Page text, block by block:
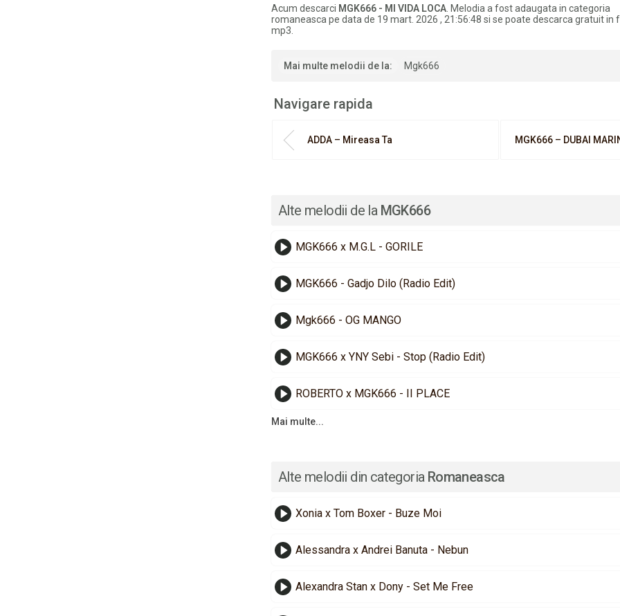
Acum descarci MGK666 - MI VIDA LOCA . Melodia a fost adaugata in categoria
romaneasca pe data de 19 mart. 2026 , 21:56:48 si se poate descarca gratuit in
mp3.
Mai multe melodii de la: Mgk666
Navigare rapida
ADDA – Mireasa Ta MGK666 – DUBAI
Alte melodii de la MGK666
MGK666 x M.G.L - GORILE
MGK666 - Gadjo Dilo (Radio Edit)
Mgk666 - OG MANGO
MGK666 x YNY Sebi - Stop (Radio Edit)
ROBERTO x MGK666 - II PLACE
Mai multe...
Alte melodii din categoria Romaneasca
Xonia x Tom Boxer - Buze Moi
Alessandra x Andrei Banuta - Nebun
Alexandra Stan x Dony - Set Me Free